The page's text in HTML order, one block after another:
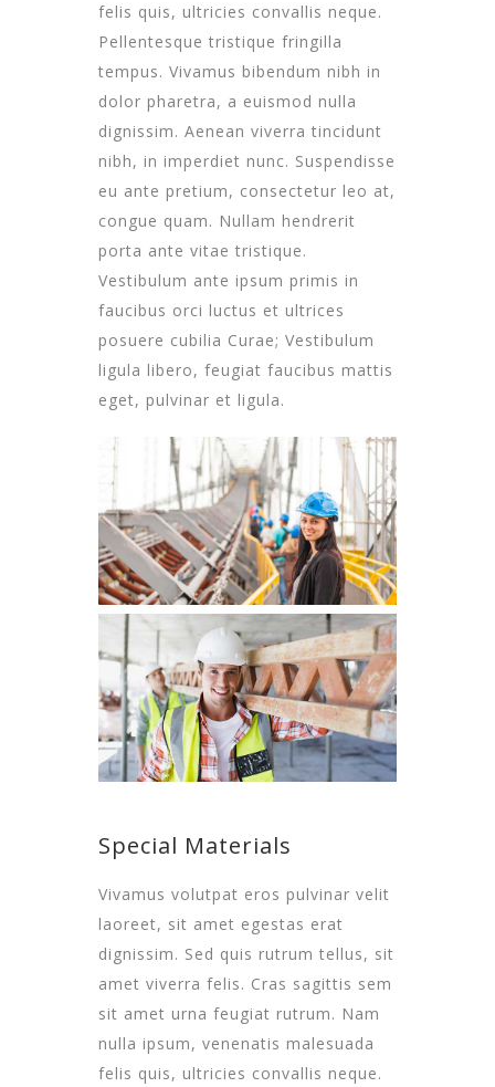
felis quis, ultricies convallis neque.
Pellentesque tristique fringilla
tempus. Vivamus bibendum nibh in
dolor pharetra, a euismod nulla
dignissim. Aenean viverra tincidunt
nibh, in imperdiet nunc. Suspendisse
eu ante pretium, consectetur leo at,
congue quam. Nullam hendrerit
porta ante vitae tristique.
Vestibulum ante ipsum primis in
faucibus orci luctus et ultrices
posuere cubilia Curae; Vestibulum
ligula libero, feugiat faucibus mattis
eget, pulvinar et ligula.
Special Materials
Vivamus volutpat eros pulvinar velit
laoreet, sit amet egestas erat
dignissim. Sed quis rutrum tellus, sit
amet viverra felis. Cras sagittis sem
sit amet urna feugiat rutrum. Nam
nulla ipsum, venenatis malesuada
felis quis, ultricies convallis neque.